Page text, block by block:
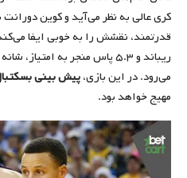
کری عالی به نظر می‌آید و کوین
ریباند و ۵.۳ پاس منجر به
می‌رود. در این بازی،پیش بینی
مهیج خواهد بود.